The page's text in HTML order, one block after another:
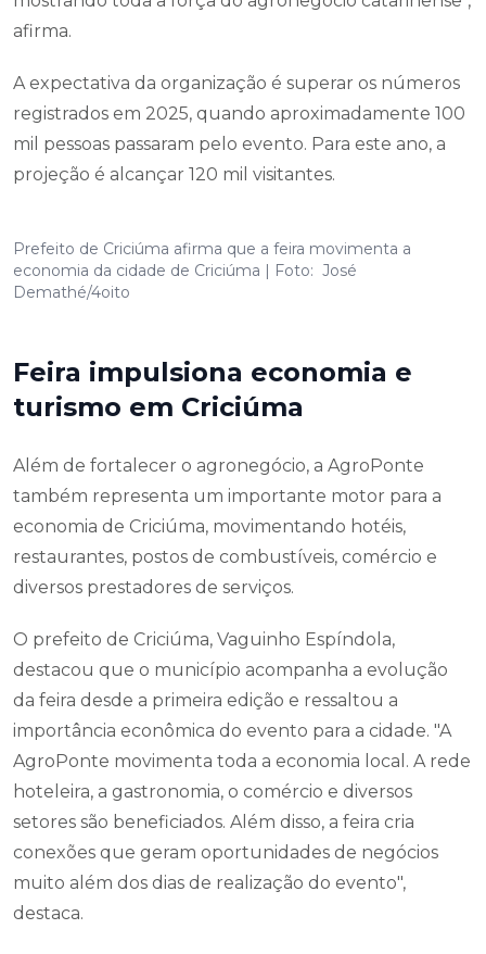
afirma.
A expectativa da organização é superar os números
registrados em 2025, quando aproximadamente 100
mil pessoas passaram pelo evento. Para este ano, a
projeção é alcançar 120 mil visitantes.
Prefeito de Criciúma afirma que a feira movimenta a
economia da cidade de Criciúma | Foto: José
Demathé/4oito
Feira impulsiona economia e
turismo em Criciúma
Além de fortalecer o agronegócio, a AgroPonte
também representa um importante motor para a
economia de Criciúma, movimentando hotéis,
restaurantes, postos de combustíveis, comércio e
diversos prestadores de serviços.
O prefeito de Criciúma, Vaguinho Espíndola,
destacou que o município acompanha a evolução
da feira desde a primeira edição e ressaltou a
importância econômica do evento para a cidade. "A
AgroPonte movimenta toda a economia local. A rede
hoteleira, a gastronomia, o comércio e diversos
setores são beneficiados. Além disso, a feira cria
conexões que geram oportunidades de negócios
muito além dos dias de realização do evento",
destaca.